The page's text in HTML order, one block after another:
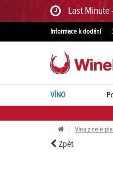
Last Minute
Informace k dodání
VÍNO
Vína z celé
Zpět